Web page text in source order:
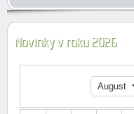
Novinky v roku 2026